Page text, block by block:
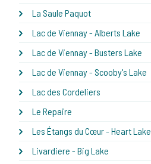
La Saule Paquot
Lac de Viennay - Alberts Lake
Lac de Viennay - Busters Lake
Lac de Viennay - Scooby's Lake
Lac des Cordeliers
Le Repaire
Les Étangs du Cœur - Heart Lake
Livardiere - Big Lake